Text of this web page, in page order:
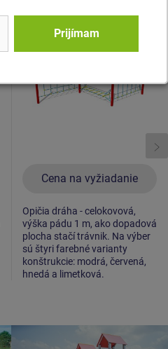
Opičia dráha -
celokovová (v.p. 1 m)
Cena na vyžiadanie
Novinka
Opičia dráha - celokovová,
výška pádu 1 m, ako dopadová
plocha stačí trávnik. Na výber
sú štyri farebné varianty
konštrukcie: modrá, červená,
hnedá a limetková.
Prijímam